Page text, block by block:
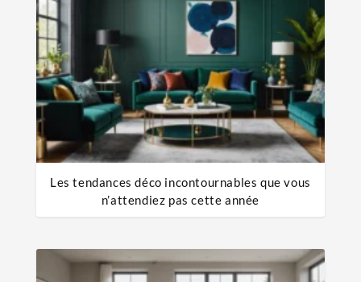
Les tendances déco incontournables que vous
n’attendiez pas cette année